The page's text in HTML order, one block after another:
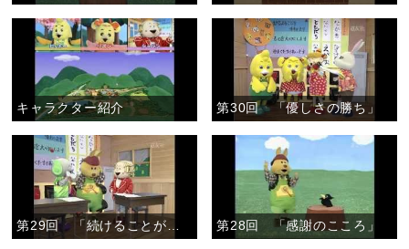
キャラクター紹介 第30回 「優しさの勝ち」
第29回 「続けることが大切」 第28回 「感謝のこころ」